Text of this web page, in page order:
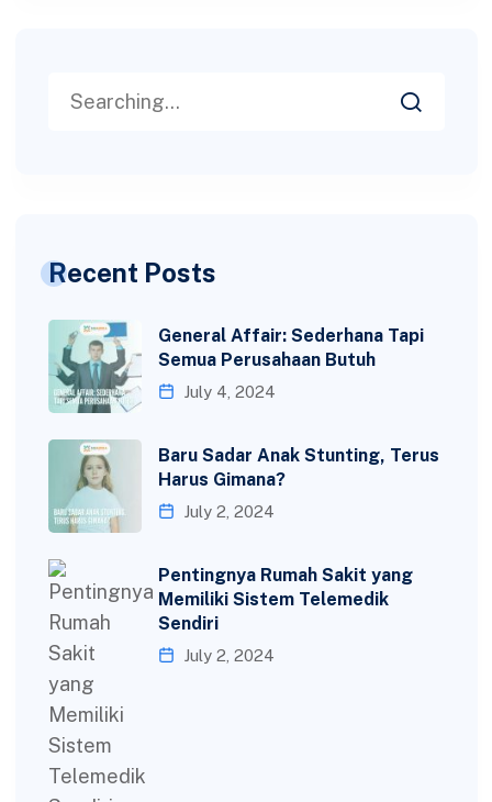
Recent Posts
General Affair: Sederhana Tapi
Semua Perusahaan Butuh
July 4, 2024
Baru Sadar Anak Stunting, Terus
Harus Gimana?
July 2, 2024
Pentingnya Rumah Sakit yang
Memiliki Sistem Telemedik
Sendiri
July 2, 2024